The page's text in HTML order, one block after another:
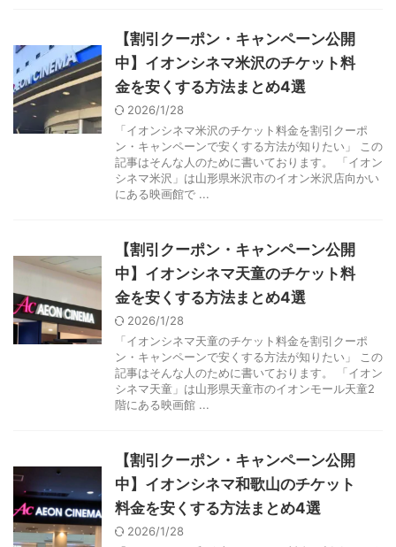
【割引クーポン・キャンペーン公開
中】イオンシネマ米沢のチケット料
金を安くする方法まとめ4選
2026/1/28
「イオンシネマ米沢のチケット料金を割引クーポ
ン・キャンペーンで安くする方法が知りたい」 この
記事はそんな人のために書いております。 「イオン
シネマ米沢」は山形県米沢市のイオン米沢店向かい
にある映画館で ...
【割引クーポン・キャンペーン公開
中】イオンシネマ天童のチケット料
金を安くする方法まとめ4選
2026/1/28
「イオンシネマ天童のチケット料金を割引クーポ
ン・キャンペーンで安くする方法が知りたい」 この
記事はそんな人のために書いております。 「イオン
シネマ天童」は山形県天童市のイオンモール天童2
階にある映画館 ...
【割引クーポン・キャンペーン公開
中】イオンシネマ和歌山のチケット
料金を安くする方法まとめ4選
2026/1/28